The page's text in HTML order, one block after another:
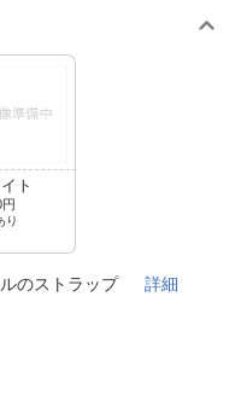
ト
円
り
ルのストラップ 詳細